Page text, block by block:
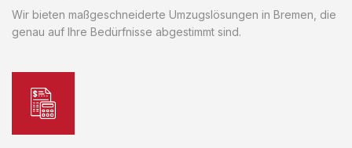
Wir bieten maßgeschneiderte Umzugslösungen in Bremen, die
genau auf Ihre Bedürfnisse abgestimmt sind.